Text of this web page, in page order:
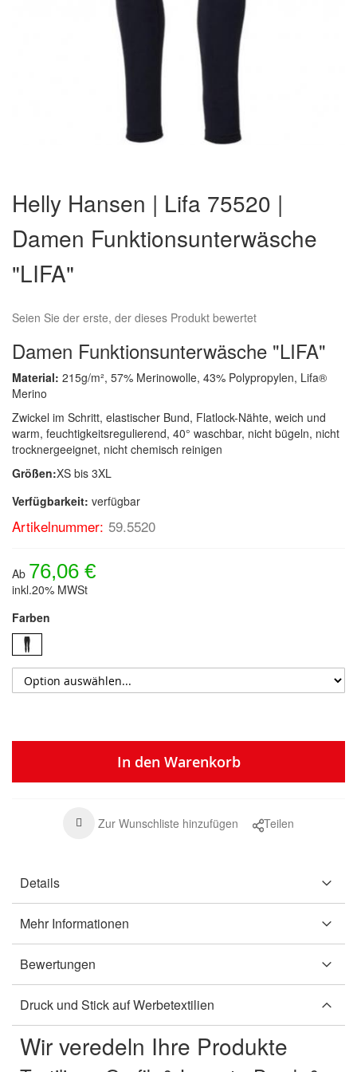
der
Bildergalerie
springen
Helly Hansen | Lifa 75520 |
Damen Funktionsunterwäsche
"LIFA"
Seien Sie der erste, der dieses Produkt bewertet
Damen Funktionsunterwäsche "LIFA"
Material: 215g/m², 57% Merinowolle, 43% Polypropylen, Lifa®
Merino
Zwickel im Schritt, elastischer Bund, Flatlock-Nähte, weich und
warm, feuchtigkeitsregulierend, 40° waschbar, nicht bügeln, nicht
trocknergeeignet, nicht chemisch reinigen
Größen:XS bis 3XL
Verfügbarkeit: verfügbar
Artikelnummer: 59.5520
Ab 76,06 €
inkl.20% MWSt
Farben
In den Warenkorb
Zur Wunschliste hinzufügen Teilen
Details
Mehr Informationen
Bewertungen
Druck und Stick auf Werbetextilien
Wir veredeln Ihre Produkte